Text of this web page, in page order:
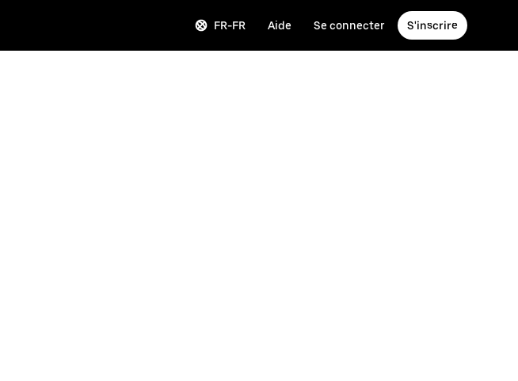
FR-FR Aide Se connecter S'inscrire